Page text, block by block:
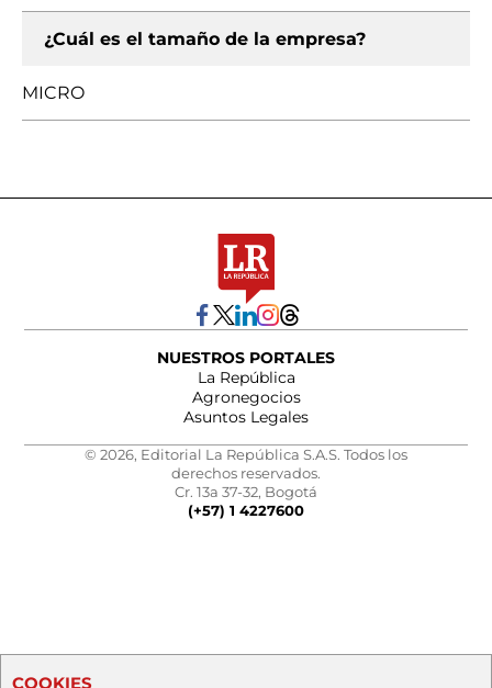
¿Cuál es el tamaño de la empresa?
MICRO
NUESTROS PORTALES
La República
Agronegocios
Asuntos Legales
© 2026, Editorial La República S.A.S. Todos los
derechos reservados.
Cr. 13a 37-32, Bogotá
(+57) 1 4227600
COOKIES